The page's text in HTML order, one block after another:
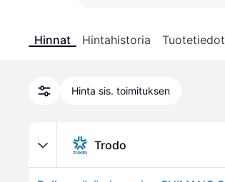
Hinnat Hintahistoria Tuotetiedot
Hinta sis. toimituksen
Trodo